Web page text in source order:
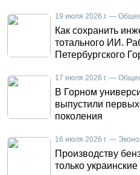
19 июля 2026 г. —
Как сохранить
тотального ИИ.
Петербургского
17 июля 2026 г. —
В Горном
выпустили
поколения
16 июля 2026 г. —
Производству
только